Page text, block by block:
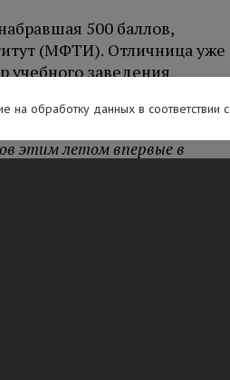
500 баллов,
(МФТИ). Отличница уже
учебного заведения
этим летом впервые в
на обработку данных в соответствии с